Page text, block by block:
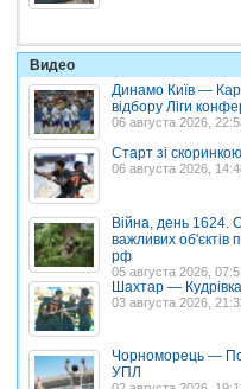
Видео
Динамо Київ —
відбору Ліги
06 августа 2026,
Старт зі
06 августа 2026,
Війна, день 1624.
важливих об'єктів
рф
05 августа 2026,
Шахтар —
03 августа 2026,
Чорноморець —
УПЛ